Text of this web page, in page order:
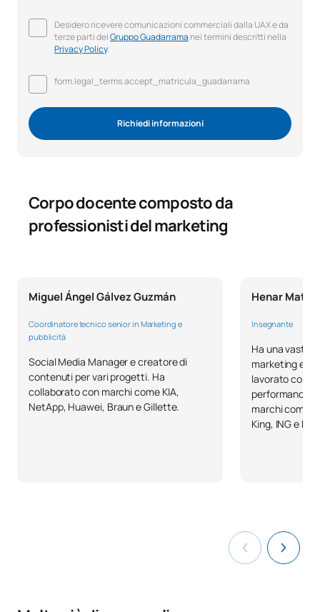
Desidero ricevere comunicazioni commerciali dalla UAX e da
terze parti delGruppo Guadarrama nei termini descritti nella
Privacy Policy.
form.legal_terms.accept_matricula_guadarrama
Richiedi informazioni
Corpo docente composto da
professionisti del marketing
Miguel Ángel Gálvez Guzmán
Coordinatore tecnico senior in Marketing e
pubblicità
Social Media Manager e creatore di
contenuti per vari progetti. Ha
collaborato con marchi come KIA,
NetApp, Huawei, Braun e Gillette.
Henar
Insegnante
Ha una vasta
marketing e
lavorato come
performance
marchi come
King, ING e